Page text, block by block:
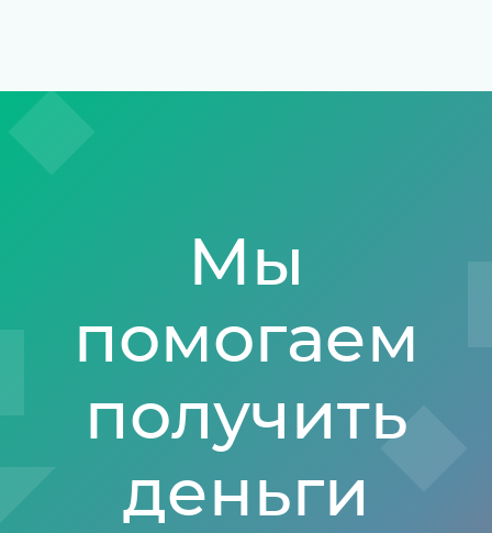
Мы
помогаем
получить
деньги